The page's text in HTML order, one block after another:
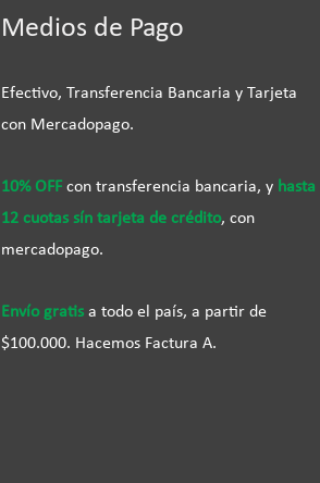
Medios de Pago
Efectivo, Transferencia Bancaria y Tarjeta
con Mercadopago.
10% OFF con transferencia bancaria, y hasta
12 cuotas sín tarjeta de crédito, con
mercadopago.
Envío gratis a todo el país, a partir de
$100.000. Hacemos Factura A.